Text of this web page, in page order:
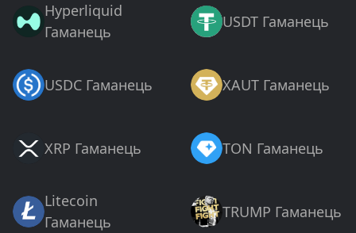
Hyperliquid
Гаманець
USDT Гаманець
USDC Гаманець XAUT Гаманець
XRP Гаманець TON Гаманець
Litecoin
Гаманець
TRUMP Гаманець